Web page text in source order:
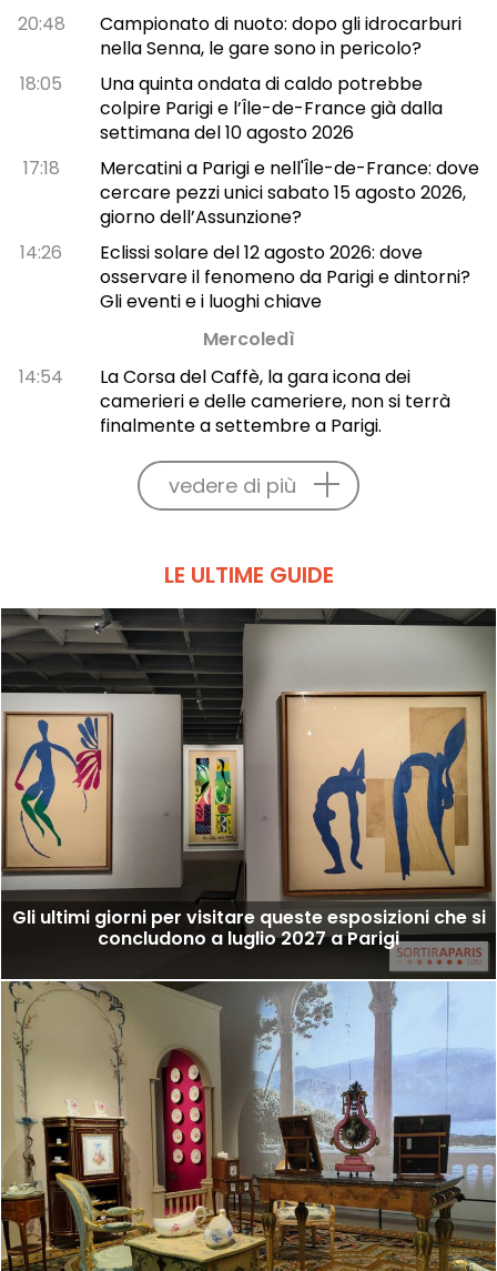
20:48
Campionato di nuoto: dopo gli idrocarburi
nella Senna, le gare sono in pericolo?
18:05
Una quinta ondata di caldo potrebbe
colpire Parigi e l’Île-de-France già dalla
settimana del 10 agosto 2026
17:18
Mercatini a Parigi e nell'Île-de-France: dove
cercare pezzi unici sabato 15 agosto 2026,
giorno dell’Assunzione?
14:26
Eclissi solare del 12 agosto 2026: dove
osservare il fenomeno da Parigi e dintorni?
Gli eventi e i luoghi chiave
Mercoledì
14:54
La Corsa del Caffè, la gara icona dei
camerieri e delle cameriere, non si terrà
finalmente a settembre a Parigi.
vedere di più
LE ULTIME GUIDE
Gli ultimi giorni per visitare queste esposizioni che si
concludono a luglio 2027 a Parigi